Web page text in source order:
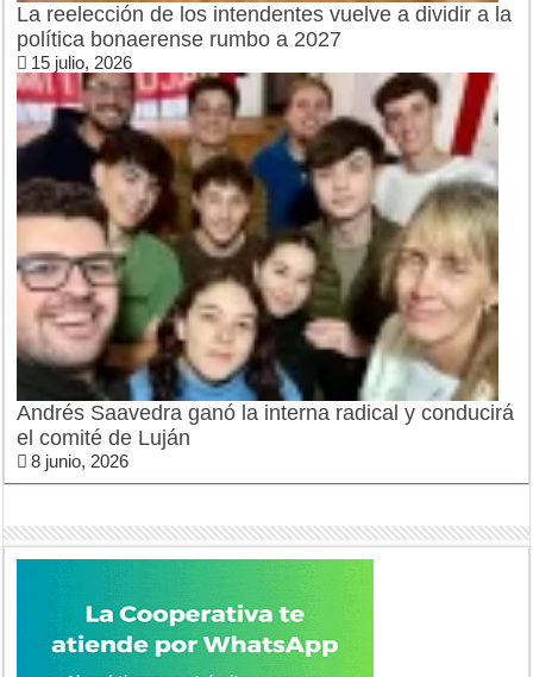
La reelección de los intendentes vuelve a dividir a la
política bonaerense rumbo a 2027
15 julio, 2026
Andrés Saavedra ganó la interna radical y conducirá
el comité de Luján
8 junio, 2026